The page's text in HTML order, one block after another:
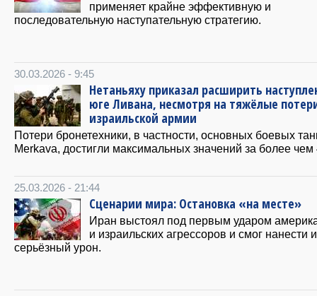
применяет крайне эффективную и
последовательную наступательную стратегию.
30.03.2026 - 9:45
Нетаньяху приказал расширить
юге Ливана, несмотря на тяжёлые
израильской армии
Потери бронетехники, в частности, основных боевых
Merkava, достигли максимальных значений за более чем
25.03.2026 - 21:44
Сценарии мира: Остановка «на месте»
Иран выстоял под первым ударом
и израильских агрессоров и смог нанести
серьёзный урон.